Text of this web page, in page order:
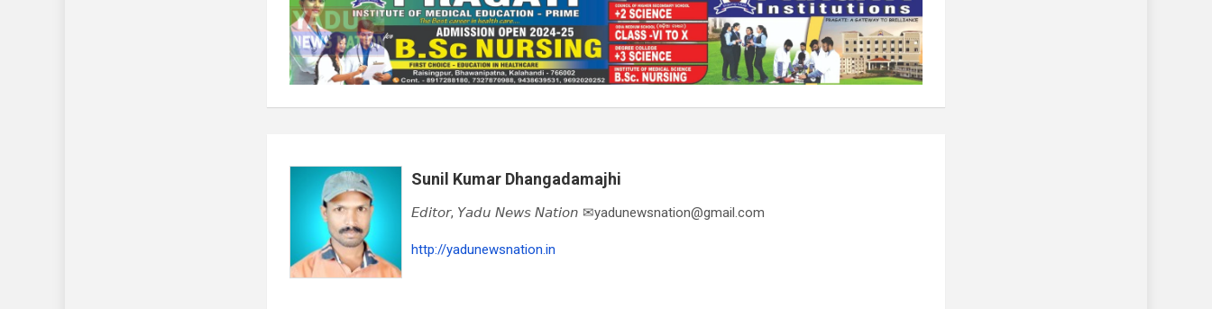
Sunil Kumar Dhangadamajhi
𝘌𝘥𝘪𝘵𝘰𝘳, 𝘠𝘢𝘥𝘶 𝘕𝘦𝘸𝘴 𝘕𝘢𝘵𝘪𝘰𝘯 ✉yadunewsnation@gmail.com
http://yadunewsnation.in